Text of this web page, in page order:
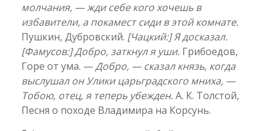
молчания, — жди себе кого хочешь в
избавители, а покамест сиди в этой комнате.
Пушкин, Дубровский. [Чацкий:] Я досказал.
[Фамусов:] Добро, заткнул я уши. Грибоедов,
Горе от ума. —Добро, — сказал князь, когда
выслушал он Улики царьградского мниха, —
Тобою, отец, я теперь убежден. А. К. Толстой,
Песня о походе Владимира на Корсунь.